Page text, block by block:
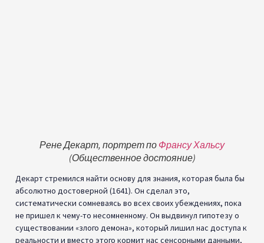
Рене Декарт, портрет по Франсу Хальсу
(Общественное достояние)
Декарт стремился найти основу для знания, которая была бы
абсолютно достоверной (1641). Он сделал это,
систематически сомневаясь во всех своих убеждениях, пока
не пришел к чему-то несомненному. Он выдвинул гипотезу о
существовании «злого демона», который лишил нас доступа к
реальности и вместо этого кормит нас сенсорными данными,